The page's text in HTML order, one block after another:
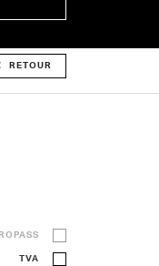
RETOUR
TVA